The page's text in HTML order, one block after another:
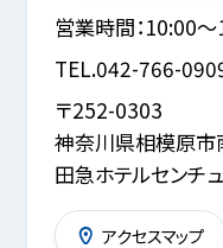
営業時間：10:00
TEL.042-766-
〒252-0303
神奈川県相模原
田急ホテルセンチ
アクセスマップ